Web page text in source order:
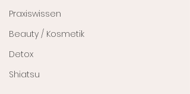
Praxiswissen
Beauty / Kosmetik
Detox
Shiatsu